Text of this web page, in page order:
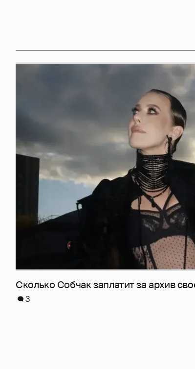
Сколько Собчак заплатит за архив
3